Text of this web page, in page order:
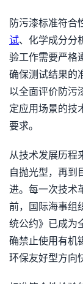
防污漆标准符合
试、化学成分分
验工作需要严格
确保测试结果的
以全面评价防污
定应用场景的技
要求。
从技术发展历程
自抛光型，再到
进。每一次技术
前，国际海事组
统公约》已成为
确禁止使用有机
环保友好型方向